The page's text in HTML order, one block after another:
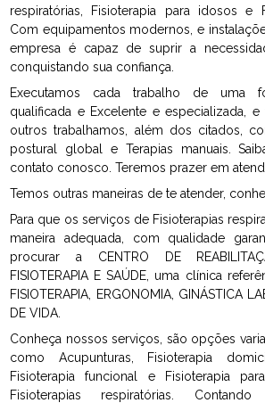
respiratórias, Fisioterapia para idosos e
Com equipamentos modernos, e
empresa é capaz de suprir a
conquistando sua confiança.
Executamos cada trabalho de uma
qualificada e Excelente e especializada,
outros trabalhamos, além dos citados,
postural global e Terapias manuais.
contato conosco. Teremos prazer em
Temos outras maneiras de te atender,
Para que os serviços de Fisioterapias
maneira adequada, com qualidade
procurar a CENTRO DE
FISIOTERAPIA E SAÚDE, uma clínica
FISIOTERAPIA, ERGONOMIA, GINÁSTICA
DE VIDA.
Conheça nossos serviços, são opções
como Acupunturas, Fisioterapia
Fisioterapia funcional e Fisioterapia
Fisioterapias respiratórias.